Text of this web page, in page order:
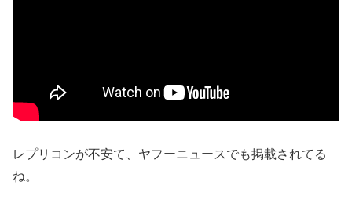
レプリコンが不安て、ヤフーニュースでも掲載されてる
ね。